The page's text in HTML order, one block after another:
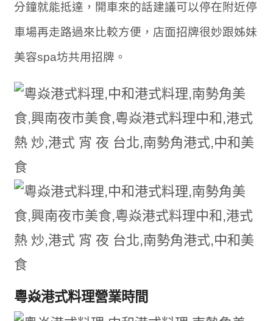
分鐘就能抵達，開車來的話建議可以停在附近停
車場再走路過來比較方便，店面招牌很妙跟姊妹
美容spa坊共用招牌。
粵焱港式料理營業時間